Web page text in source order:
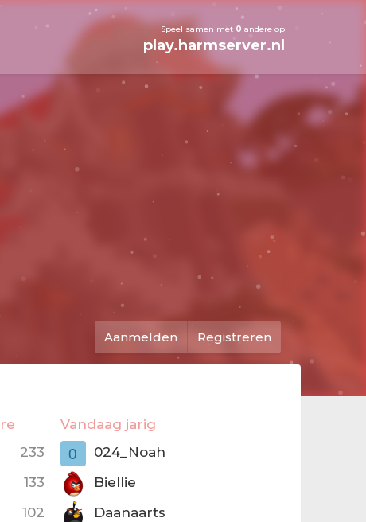
Speel samen met 0 andere op
play.harmserver.nl
Aanmelden Registreren
233
133
102
Vandaag jarig
0
024_Noah
Biellie
Daanaarts